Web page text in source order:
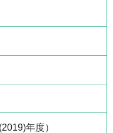
年度）